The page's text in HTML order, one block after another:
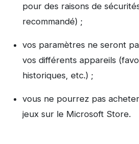
pour des raisons de
recommandé) ;
vos paramètres ne seront
vos différents appareils
historiques, etc.) ;
vous ne pourrez pas
jeux sur le Microsoft Store.